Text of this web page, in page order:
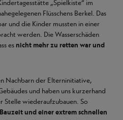
„Spielkiste“ im
Flüsschens Berkel. Das
und die Kinder mussten in einer
werden. Die Wasserschäden
es nicht mehr zu retten war und
Nachbarn der Elterninitiative,
und haben uns kurzerhand
Stelle wiederaufzubauen. So
und einer extrem schnellen